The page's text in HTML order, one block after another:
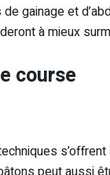
gainage et
à mieux
course